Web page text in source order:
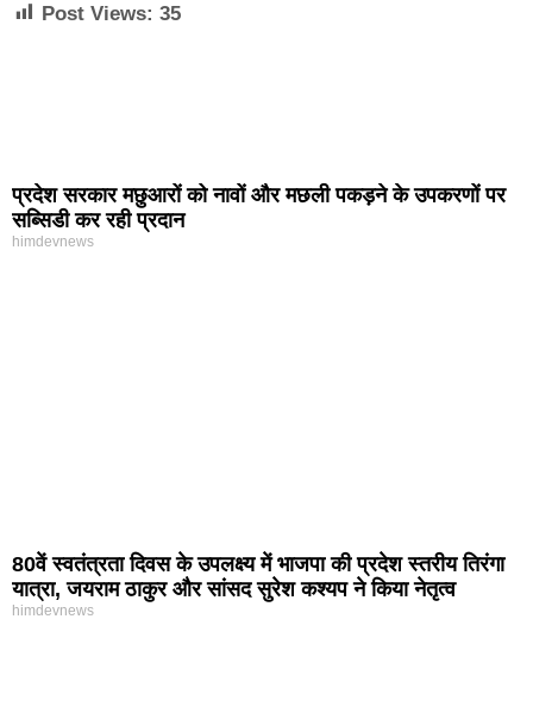
Post Views: 35
प्रदेश सरकार मछुआरों को नावों और मछली पकड़ने के उपकरणों पर
सब्सिडी कर रही प्रदान
himdevnews
80वें स्वतंत्रता दिवस के उपलक्ष्य में भाजपा की प्रदेश स्तरीय तिरंगा
यात्रा, जयराम ठाकुर और सांसद सुरेश कश्यप ने किया नेतृत्व
himdevnews